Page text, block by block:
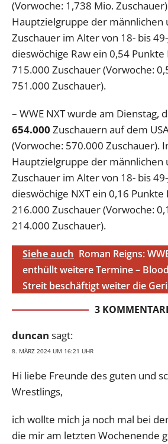
(Vorwoche: 1,738 Mio.
Hauptzielgruppe der männlichen
Zuschauer im Alter von 18- bis
dieswöchige Raw ein 0,54 Punkte
715.000 Zuschauer (Vorwoche:
751.000 Zuschauer).
– WWE NXT wurde am Dienstag,
654.000 Zuschauern auf dem
(Vorwoche: 570.000 Zuschauer).
Hauptzielgruppe der männlichen
Zuschauer im Alter von 18- bis
dieswöchige NXT ein 0,16 Punkte
216.000 Zuschauer (Vorwoche:
214.000 Zuschauer).
Siehe auch Roman Reigns:
enthüllt weitere Termine –
Streit beschäftigt weiter die
3
duncan sagt:
8. MÄRZ 2024 UM 16:21 UHR
Hi liebe Freunde des guten und
Wrestlings,
ich wollte mich ja noch mal bei
die mir am letzten Wochenende